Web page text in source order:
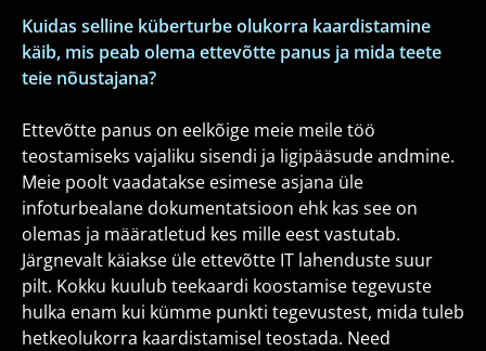
Kuidas selline küberturbe olukorra kaardistamine
käib, mis peab olema ettevõtte panus ja mida teete
teie nõustajana?
Ettevõtte panus on eelkõige meie meile töö
teostamiseks vajaliku sisendi ja ligipääsude andmine.
Meie poolt vaadatakse esimese asjana üle
infoturbealane dokumentatsioon ehk kas see on
olemas ja määratletud kes mille eest vastutab.
Järgnevalt käiakse üle ettevõtte IT lahenduste suur
pilt. Kokku kuulub teekaardi koostamise tegevuste
hulka enam kui kümme punkti tegevustest, mida tuleb
hetkeolukorra kaardistamisel teostada. Need